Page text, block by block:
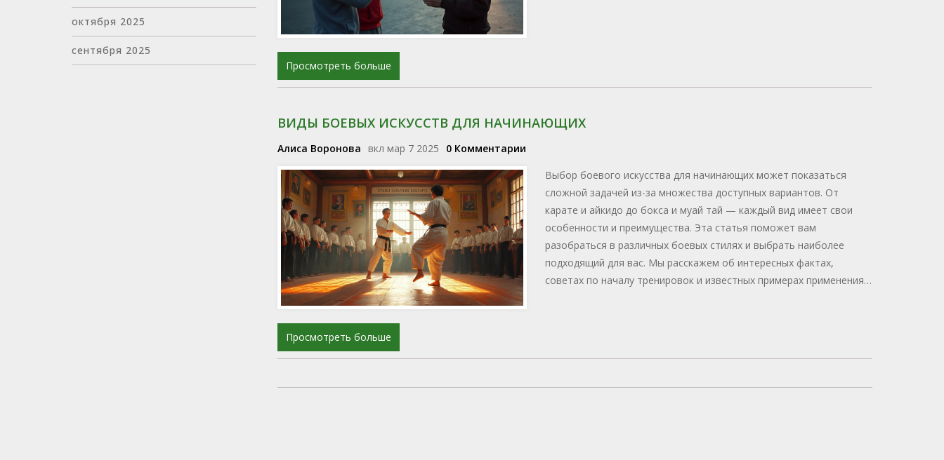
Просмотреть больше
ВИДЫ БОЕВЫХ ИСКУССТВ ДЛЯ НАЧИНАЮЩИХ
Алиса Воронова вкл мар 7 2025
0 Комментарии
Выбор боевого искусства для начинающих может показаться
сложной задачей из-за множества доступных вариантов. От
карате и айкидо до бокса и муай тай — каждый вид имеет свои
особенности и преимущества. Эта статья поможет вам
разобраться в различных боевых стилях и выбрать наиболее
подходящий для вас. Мы расскажем об интересных фактах,
советах по началу тренировок и известных примерах применения.
Просмотреть больше
октября 2025
сентября 2025